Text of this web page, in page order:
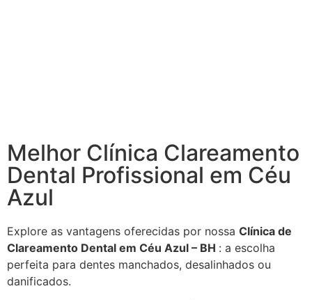
Melhor Clínica Clareamento
Dental Profissional em Céu
Azul
Explore as vantagens oferecidas por nossa Clínica de
Clareamento Dental em Céu Azul – BH : a escolha
perfeita para dentes manchados, desalinhados ou
danificados.